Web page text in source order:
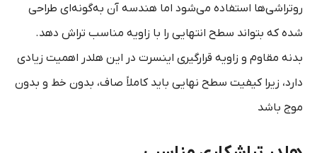
روتراشی‌ها استفاده می‌شود اما هندسه آن به‌گونه‌ای طراحی
شده که بتواند سطح انتهایی را با زاویه مناسب تراش دهد.
بدنه مقاوم و زاویه قرارگیری اینسرت در این هلدر اهمیت زیادی
دارد، زیرا کیفیت سطح نهایی باید کاملاً صاف، بدون خط و بدون
موج باشد